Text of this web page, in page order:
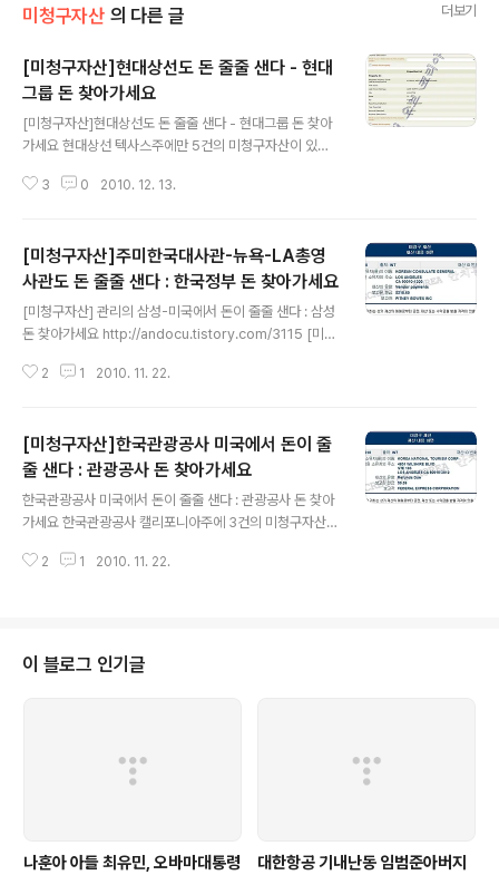
미청구자산 의 다른 글 더보기
[미청구자산]현대상선도 돈 줄줄 샌다 - 현대
그룹 돈 찾아가세요
[미청구자산]현대상선도 돈 줄줄 샌다 - 현대그룹 돈 찾아
가세요 현대상선 텍사스주에만 5건의 미청구자산이 있었
이릅니다 미청구자산은 관련회사등에서 3년간 보관한뒤
3 0 2010. 12. 13.
[미청구자산]주미한국대사관-뉴욕-LA총영
사관도 돈 줄줄 샌다 : 한국정부 돈 찾아가세요
[미청구자산] 관리의 삼성-미국에서 돈이 줄줄 샌다 : 삼성
돈 찾아가세요 http://andocu.tistory.com/3115 [미청
업중 최다건수 http://andocu.tistory.com/3118 [미청
산]한국전력 미국에서 돈이 줄줄 샌다 : 한전 돈 찾아가세요
http://andocu.tistory.com/3120 [미청구자산]한국석
유공사 미국에서 돈이 줄줄 샌다 - 석유공사 돈 찾아가세요
http://andocu.tistory.com/3121 [미청구자산]한국산
2 1 2010. 11. 22.
[미청구자산]한국관광공사 미국에서 돈이 줄
줄 샌다 : 관광공사 돈 찾아가세요
한국관광공사 미국에서 돈이 줄줄 샌다 : 관광공사 돈 찾아
가세요 한국관광공사 캘리포니아주에 3건의 미청구자산이
용을 첨부하지 않았습니다
2 1 2010. 11. 22.
이 블로그 인기글
나훈아 아들 최유민, 오바마대통령
대한항공 기내난동 임범준아버지